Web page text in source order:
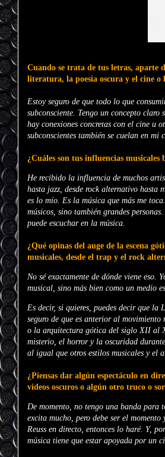
Cuando se trata de tus letras, aparte
literatura, la poesía oscura y el cine o
Estoy seguro de que todo lo que
subconsciente. Tengo un concepto claro
hay conexiones concretas con el cine u
subconscientes también se cuelan en mi
¿Cuáles son tus influencias musicales
He recibido la influencia de muchos
hasta jazz, desde rock alternativo hasta
es lo mío. Es la música que más me
músicos, sino también grandes
puede escuchar en la música.
¿Qué opinas del auge de la escena
musicales, desde el trap y el rock
No sé exactamente de dónde viene
musical, sino más bien como un medio
Es decir, si quieres, puedes decir que
seguro de que es anterior al
o la arquitectura gótica del siglo XII al
misterio, el horror y la oscuridad
al igual que otros estilos musicales y el
¿Piensas dar algún espectáculo en
vídeos oscuros o algún otro truco o
De momento, no tengo una banda para
excita mucho, pero debe ser el
Reuss en directo, entonces lo haré. Y,
música tiene que estar apoyada por un